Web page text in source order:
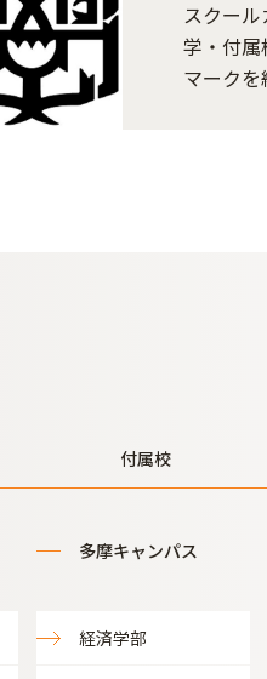
スクー
学・付属
マークを
付属校
多摩キャンパス
経済学部